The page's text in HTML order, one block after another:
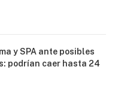
y SPA ante posibles
podrían caer hasta 24